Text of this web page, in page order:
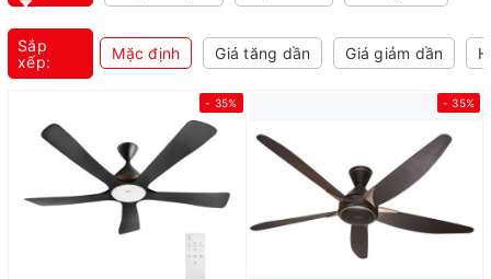
Sắp
xếp:
Mặc định Giá tăng dần Giá giảm dần
- 35% - 35%